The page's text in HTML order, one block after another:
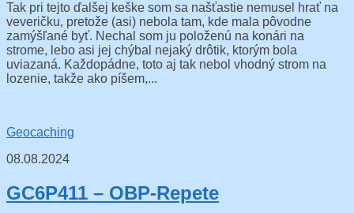
Tak pri tejto ďalšej keške som sa našťastie nemusel hrať na
veveričku, pretože (asi) nebola tam, kde mala pôvodne
zamýšľané byť. Nechal som ju položenú na konári na
strome, lebo asi jej chýbal nejaký drôtik, ktorým bola
uviazaná. Každopádne, toto aj tak nebol vhodný strom na
lozenie, takže ako píšem,...
Geocaching
08.08.2024
GC6P411 – OBP-Repete